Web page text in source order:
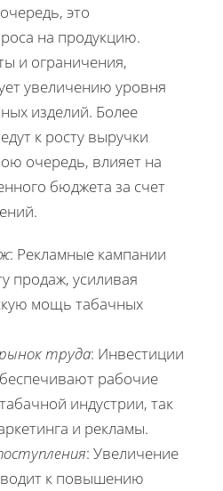
это
на продукцию.
и ограничения,
увеличению уровня
изделий. Более
к росту выручки
очередь, влияет на
бюджета за счет
: Рекламные кампании
продаж, усиливая
мощь табачных
труда: Инвестиции
рабочие
индустрии, так
и рекламы.
: Увеличение
к повышению